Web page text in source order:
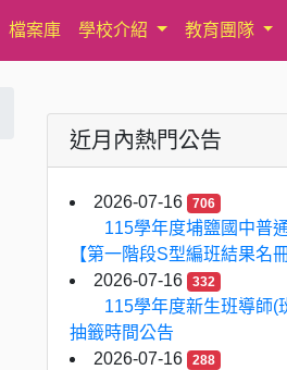
檔案庫 學校介紹 教育團隊
近月內熱門公告
2026-07-16 706
115學年度埔鹽國中普
【第一階段S型編班結果名冊
2026-07-16
332
115學年度新生班導師(
抽籤時間公告
2026-07-16
288